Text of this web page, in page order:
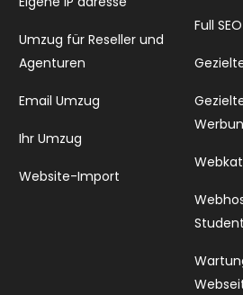
Umzug für Reseller und
Agenturen
Email Umzug
Ihr Umzug
Website-Import
Full